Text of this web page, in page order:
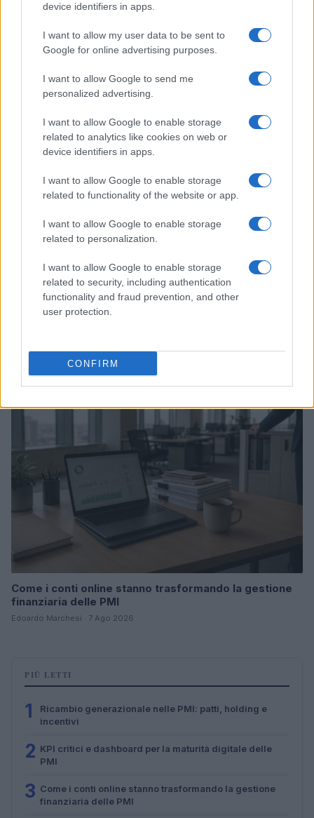
device identifiers in apps.
I want to allow my user data to be sent to
Google for online advertising purposes.
I want to allow Google to send me
personalized advertising.
I want to allow Google to enable storage
related to analytics like cookies on web or
device identifiers in apps.
I want to allow Google to enable storage
related to functionality of the website or app.
I want to allow Google to enable storage
related to personalization.
I want to allow Google to enable storage
related to security, including authentication
functionality and fraud prevention, and other
user protection.
CONFIRM
Ricambio generazionale nelle PMI: patti, holding e
incentivi
FOCUS PMI
Linda Pellegrini · 7 Ago 2026
Come i conti online stanno trasformando la gestione
finanziaria delle PMI
Edoardo Marchesi · 7 Ago 2026
PIÙ LETTI
1
Ricambio generazionale nelle PMI: patti, holding e
incentivi
2 KPI critici e dashboard per la maturità digitale delle
PMI
3 Come i conti online stanno trasformando la gestione
finanziaria delle PMI